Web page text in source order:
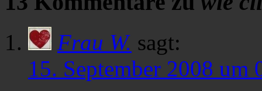
Frau W. sagt:
15. September 2008 um